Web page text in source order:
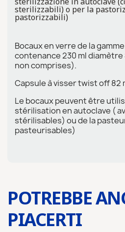
sterilizzabili) o per la
pastorizzabili)
Bocaux en verre de la
contenance 230 ml
non comprises).
Capsule à visser twist off 82
Le bocaux peuvent être
stérilisation en autoclave (
stérilisables) ou de la
pasteurisables)
POTREBBE
PIACERTI